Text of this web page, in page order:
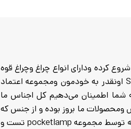
مجموعه pocketlamp وارد کننده انواع چراغ وچراغ قوه که فعالیت خود را از سال1398شروع کرده ودارای انواع چراغ وچراغ قوه
از هدلایت های پیشانی تا گجت وچراغ های کمپی وانواع چراغ قوه مارک SMALLSUN اونقدر به خودمون ومجموعه اعتماد
ومرجوعی دارید ما به شما اطمینان می‌دهیم کل اجناس ما
واجناس ومحصولات ما بروز بوده و از جنس که
تاریخ انقضا باطری تمام شده موجود نمی‌کنیم واجناس که به دست مصرف کننده میریه توسط مجموعه pocketlamp تست و